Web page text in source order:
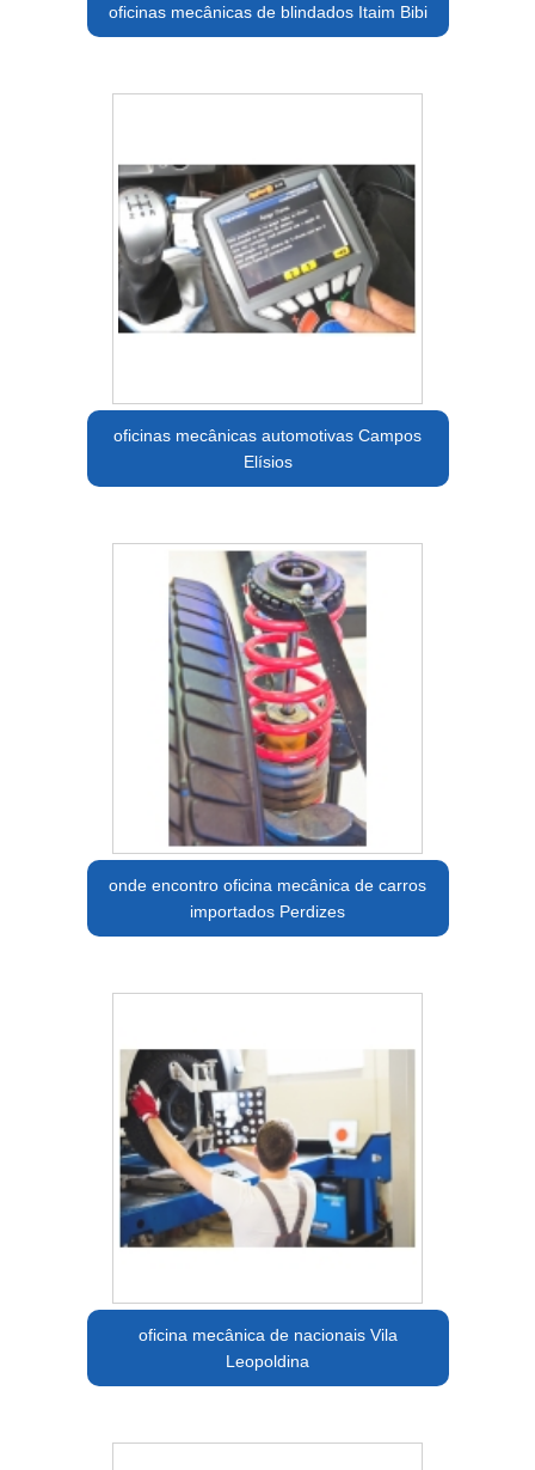
oficinas mecânicas de blindados Itaim Bibi
oficinas mecânicas automotivas Campos
Elísios
onde encontro oficina mecânica de carros
importados Perdizes
oficina mecânica de nacionais Vila
Leopoldina